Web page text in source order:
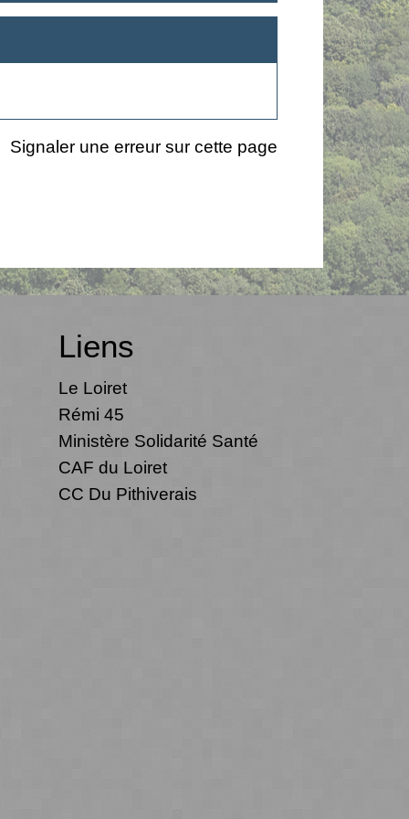
Signaler une erreur sur cette page
Liens
Le Loiret
Rémi 45
Ministère Solidarité Santé
CAF du Loiret
CC Du Pithiverais